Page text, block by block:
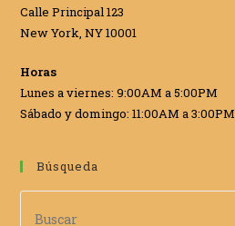
Calle Principal 123
New York, NY 10001
Horas
Lunes a viernes: 9:00AM a 5:00PM
Sábado y domingo: 11:00AM a 3:00PM
Búsqueda